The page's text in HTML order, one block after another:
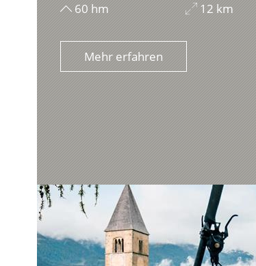
60 hm
12 km
Mehr erfahren